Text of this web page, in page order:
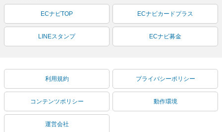
ECナビTOP ECナビカードプラス
LINEスタンプ ECナビ募金
利用規約 プライバシーポリシー
コンテンツポリシー 動作環境
運営会社